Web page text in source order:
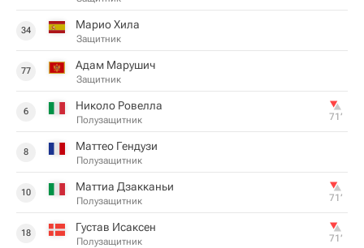
34 Марио Хила
Защитник
77 Адам Марушич
Защитник
6 Николо Ровелла
Полузащитник 71‎’‎
8 Маттео Гендузи
Полузащитник
10 Маттиа Дзакканьи
Полузащитник 71‎’‎
18 Густав Исаксен
Полузащитник 71‎’‎